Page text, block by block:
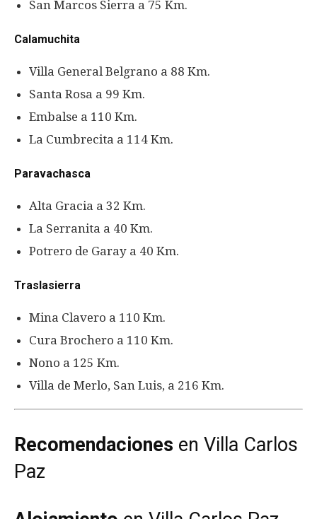
San Marcos Sierra a 75 Km.
Calamuchita
Villa General Belgrano a 88 Km.
Santa Rosa a 99 Km.
Embalse a 110 Km.
La Cumbrecita a 114 Km.
Paravachasca
Alta Gracia a 32 Km.
La Serranita a 40 Km.
Potrero de Garay a 40 Km.
Traslasierra
Mina Clavero a 110 Km.
Cura Brochero a 110 Km.
Nono a 125 Km.
Villa de Merlo, San Luis, a 216 Km.
Recomendaciones en Villa Carlos
Paz